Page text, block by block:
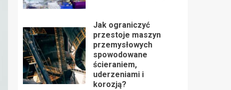
Jak ograniczyć
przestoje maszyn
przemysłowych
spowodowane
ścieraniem,
uderzeniami i
korozją?